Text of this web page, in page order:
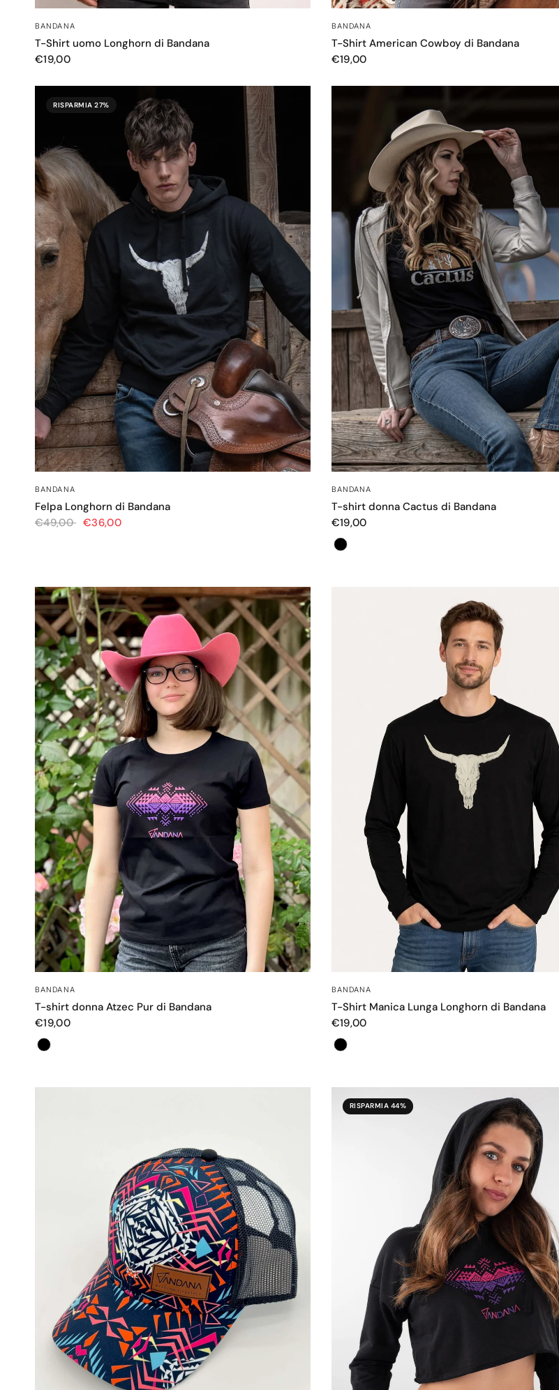
BANDANA
T-Shirt uomo Longhorn di Bandana
€19,00
BANDANA
T-Shirt American Cowboy di Bandana
€19,00
RISPARMIA 27%
BANDANA
Felpa Longhorn di Bandana
€49,00 €36,00
BANDANA
T-shirt donna Cactus di Bandana
€19,00
Colore
BANDANA
T-shirt donna Atzec Pur di Bandana
€19,00
Colore
BANDANA
T-Shirt Manica Lunga Longhorn di Bandana
€19,00
Colore
RISPARMIA 44%